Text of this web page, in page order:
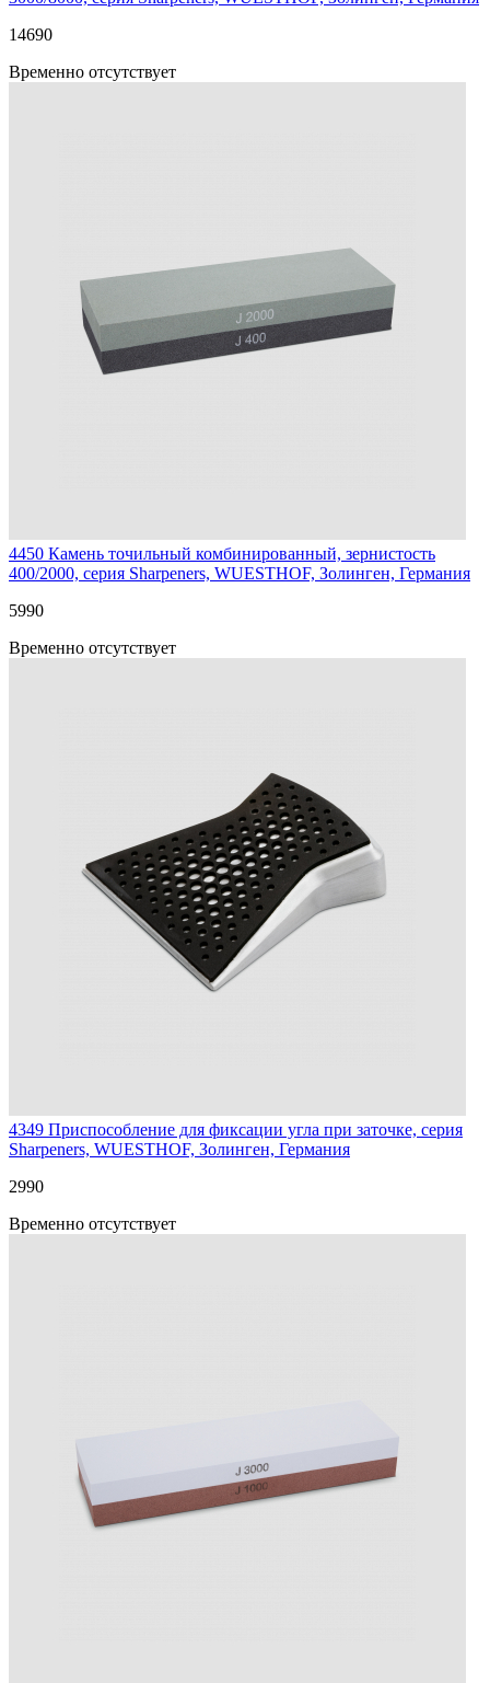
14690
Временно отсутствует
4450 Камень точильный комбинированный, зернистость
400/2000, серия Sharpeners, WUESTHOF, Золинген, Германия
5990
Временно отсутствует
4349 Приспособление для фиксации угла при заточке, серия
Sharpeners, WUESTHOF, Золинген, Германия
2990
Временно отсутствует